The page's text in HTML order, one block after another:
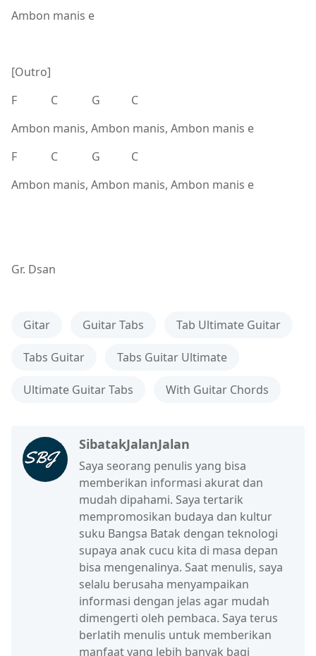
Ambon manis e
[Outro]
F C G C
Ambon manis, Ambon manis, Ambon manis e
F C G C
Ambon manis, Ambon manis, Ambon manis e
Gr. Dsan
Gitar Guitar Tabs Tab Ultimate Guitar
Tabs Guitar Tabs Guitar Ultimate
Ultimate Guitar Tabs With Guitar Chords
SibatakJalanJalan
Saya seorang penulis yang bisa
memberikan informasi akurat dan
mudah dipahami. Saya tertarik
mempromosikan budaya dan kultur
suku Bangsa Batak dengan teknologi
supaya anak cucu kita di masa depan
bisa mengenalinya. Saat menulis, saya
selalu berusaha menyampaikan
informasi dengan jelas agar mudah
dimengerti oleh pembaca. Saya terus
berlatih menulis untuk memberikan
manfaat yang lebih banyak bagi